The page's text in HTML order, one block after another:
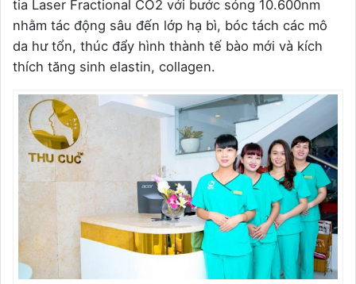
tia Laser Fractional CO2 với bước sóng 10.600nm
nhằm tác động sâu đến lớp hạ bì, bóc tách các mô
da hư tổn, thúc đẩy hình thành tế bào mới và kích
thích tăng sinh elastin, collagen.